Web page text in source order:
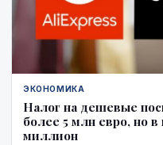
ЭКОНОМИКА
Налог на дешевые
более 5 млн евро, но
миллион